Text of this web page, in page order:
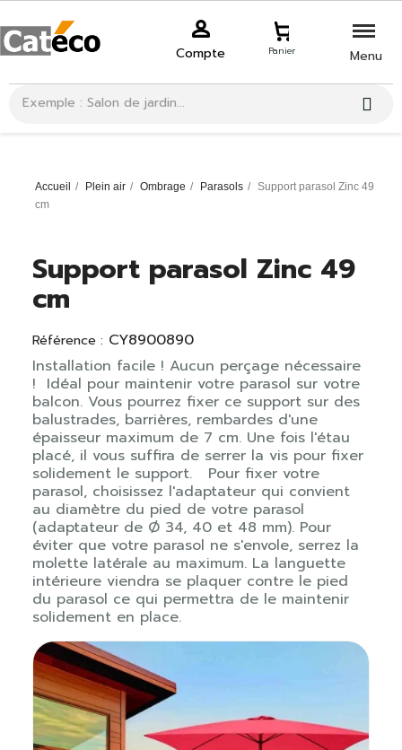
Compte Panier Menu
Accueil Plein air Ombrage Parasols
Support parasol Zinc 49
cm
Support parasol Zinc 49
cm
Référence : CY8900890
Installation facile ! Aucun perçage nécessaire
! Idéal pour maintenir votre parasol sur votre
balcon. Vous pourrez fixer ce support sur des
balustrades, barrières, rembardes d'une
épaisseur maximum de 7 cm. Une fois l'étau
placé, il vous suffira de serrer la vis pour fixer
solidement le support. Pour fixer votre
parasol, choisissez l'adaptateur qui convient
au diamètre du pied de votre parasol
(adaptateur de Ø 34, 40 et 48 mm). Pour
éviter que votre parasol ne s'envole, serrez la
molette latérale au maximum. La languette
intérieure viendra se plaquer contre le pied
du parasol ce qui permettra de le maintenir
solidement en place.